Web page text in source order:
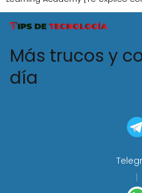
Más trucos y
día